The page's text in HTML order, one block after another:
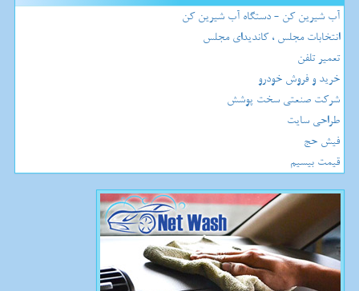
آب شیرین کن - دستگاه آب شیرین کن
انتخابات مجلس ، کاندیدای مجلس
تعمیر تلفن
خرید و فروش خودرو
شرکت صنعتی سخت پوشش
طراحی سایت
فیش حج
قیمت بیسیم